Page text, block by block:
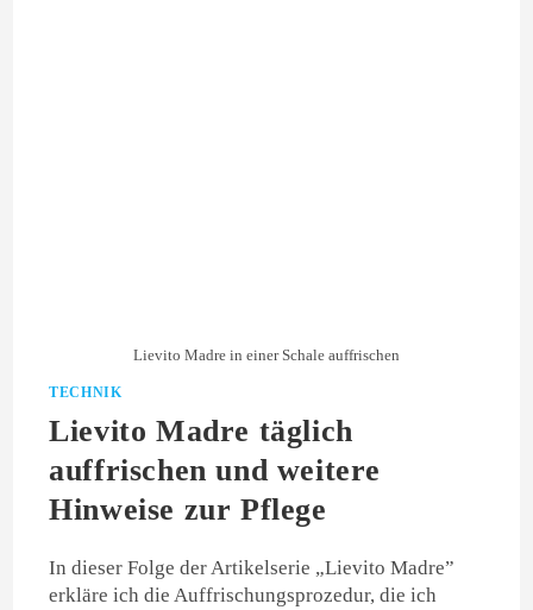
Lievito Madre in einer Schale auffrischen
TECHNIK
Lievito Madre täglich
auffrischen und weitere
Hinweise zur Pflege
In dieser Folge der Artikelserie „Lievito Madre”
erkläre ich die Auffrischungsprozedur, die ich